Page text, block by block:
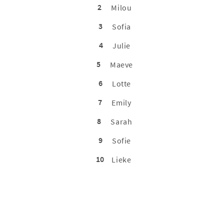
2
Milou
3
Sofia
4
Julie
5
Maeve
6
Lotte
7
Emily
8
Sarah
9
Sofie
10
Lieke